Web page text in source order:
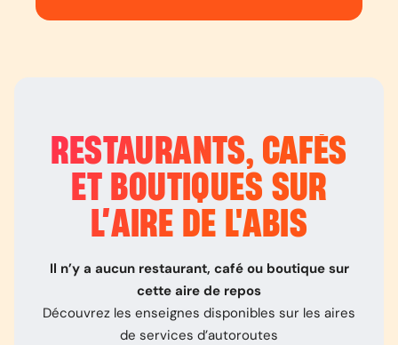
RESTAURANTS, CAFÉS
ET BOUTIQUES SUR
L’AIRE DE L'ABIS
Il n’y a aucun restaurant, café ou boutique sur
cette aire de repos
Découvrez les enseignes disponibles sur les aires
de services d’autoroutes